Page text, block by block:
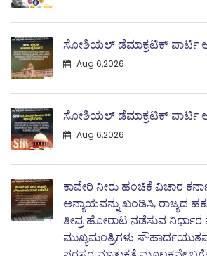
ಸೋಶಿಯಲ್ ಡೆಮಾಕ್ರಟಿಕ್ ಪಾರ್ಟಿ
Aug 6,2026
ಸೋಶಿಯಲ್ ಡೆಮಾಕ್ರಟಿಕ್ ಪಾರ್ಟಿ
Aug 6,2026
ಕಾವೇರಿ ನೀರು ಹಂಚಿಕೆ ವಿಚಾರ
ಅನ್ಯಾಯವನ್ನು ಖಂಡಿಸಿ, ರಾಜ್ಯದ
ತೀವ್ರ ಹೋರಾಟ ನಡೆಸುವ ನಿರ್ಧಾರ
ಮುಖ್ಯಮಂತ್ರಿಗಳು